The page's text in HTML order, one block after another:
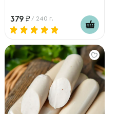
379 / 240 г.